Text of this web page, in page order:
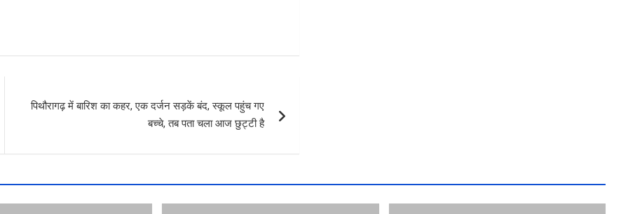
पिथौरागढ़ में बारिश का कहर, एक दर्जन सड़कें बंद, स्कूल पहुंच गए
बच्चे, तब पता चला आज छुट्टी है